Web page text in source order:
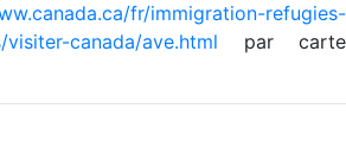
fr/immigration-refugies-
canada/ave.html par carte